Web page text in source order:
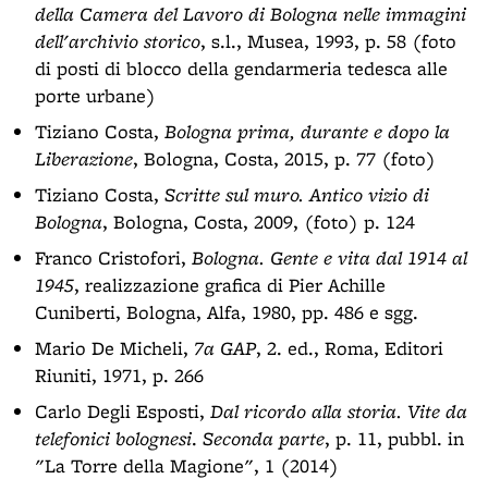
della Camera del Lavoro di Bologna nelle immagini
dell'archivio storico, s.l., Musea, 1993, p. 58 (foto
di posti di blocco della gendarmeria tedesca alle
porte urbane)
Tiziano Costa, Bologna prima, durante e dopo la
Liberazione, Bologna, Costa, 2015, p. 77 (foto)
Tiziano Costa, Scritte sul muro. Antico vizio di
Bologna, Bologna, Costa, 2009, (foto) p. 124
Franco Cristofori, Bologna. Gente e vita dal 1914 al
1945, realizzazione grafica di Pier Achille
Cuniberti, Bologna, Alfa, 1980, pp. 486 e sgg.
Mario De Micheli, 7a GAP, 2. ed., Roma, Editori
Riuniti, 1971, p. 266
Carlo Degli Esposti, Dal ricordo alla storia. Vite da
telefonici bolognesi. Seconda parte, p. 11, pubbl. in
"La Torre della Magione", 1 (2014)